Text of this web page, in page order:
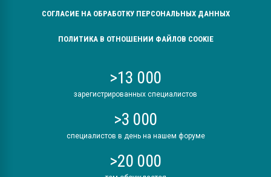
СОГЛАСИЕ НА ОБРАБОТКУ ПЕРСОНАЛЬНЫХ ДАННЫХ
ПОЛИТИКА В ОТНОШЕНИИ ФАЙЛОВ COOKIE
>13 000
зарегистрированных специалистов
>3 000
специалистов в день на нашем форуме
>20 000